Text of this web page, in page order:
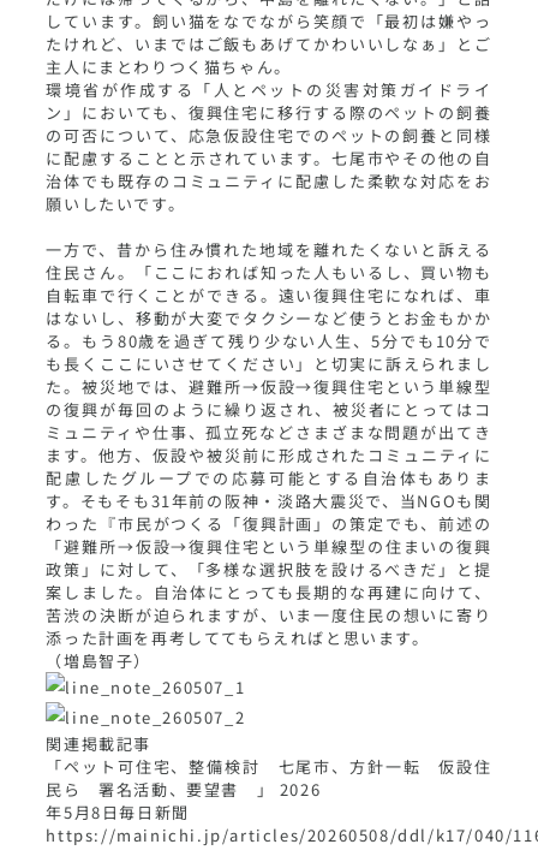
しています。飼い猫をなでながら笑顔で「最初は嫌やっ
たけれど、いまではご飯もあげてかわいいしなぁ」とご
主人にまとわりつく猫ちゃん。
環境省が作成する「人とペットの災害対策ガイドライ
ン」においても、復興住宅に移行する際のペットの飼養
の可否について、応急仮設住宅でのペットの飼養と同様
に配慮することと示されています。七尾市やその他の自
治体でも既存のコミュニティに配慮した柔軟な対応をお
願いしたいです。
一方で、昔から住み慣れた地域を離れたくないと訴える
住民さん。「ここにおれば知った人もいるし、買い物も
自転車で行くことができる。遠い復興住宅になれば、車
はないし、移動が大変でタクシーなど使うとお金もかか
る。もう80歳を過ぎて残り少ない人生、5分でも10分で
も長くここにいさせてください」と切実に訴えられまし
た。被災地では、避難所→仮設→復興住宅という単線型
の復興が毎回のように繰り返され、被災者にとってはコ
ミュニティや仕事、孤立死などさまざまな問題が出てき
ます。他方、仮設や被災前に形成されたコミュニティに
配慮したグループでの応募可能とする自治体もありま
す。そもそも31年前の阪神・淡路大震災で、当NGOも関
わった『市民がつくる「復興計画」の策定でも、前述の
「避難所→仮設→復興住宅という単線型の住まいの復興
政策」に対して、「多様な選択肢を設けるべきだ」と提
案しました。自治体にとっても長期的な再建に向けて、
苦渋の決断が迫られますが、いま一度住民の想いに寄り
添った計画を再考しててもらえればと思います。
（増島智子）
関連掲載記事
「ペット可住宅、整備検討 七尾市、方針一転 仮設住
民ら 署名活動、要望書 」 2026
年5月8日毎日新聞
https://mainichi.jp/articles/20260508/ddl/k17/040/